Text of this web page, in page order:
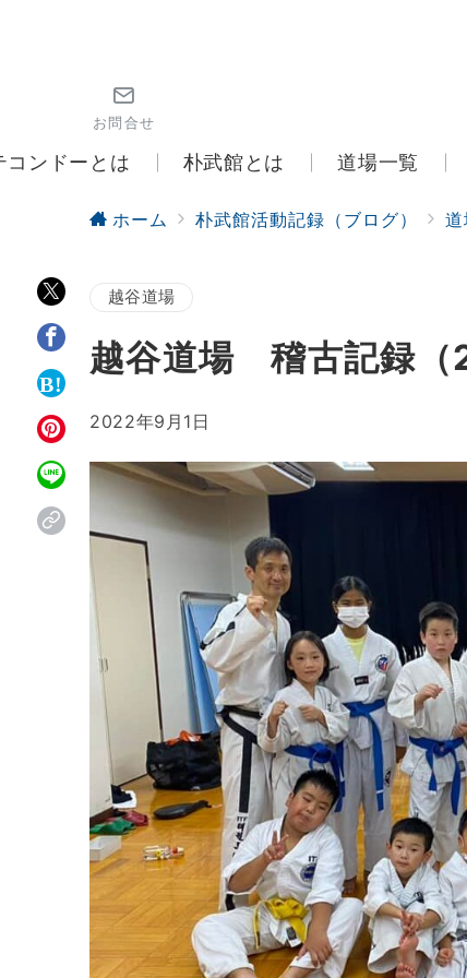
お問合せ
コンドーとは 朴武館とは 道場一覧
ホーム 朴武館活動記録（ブログ） 道
越谷道場
越谷道場 稽古記録（
2022年9月1日